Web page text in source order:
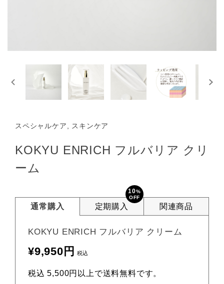
スペシャルケア, スキンケア
KOKYU ENRICH フルバリア クリ
ーム
通常購入 定期購入
10%
OFF
関連商品
KOKYU ENRICH フルバリア クリーム
¥9,950円 税込
税込 5,500円以上で送料無料です。